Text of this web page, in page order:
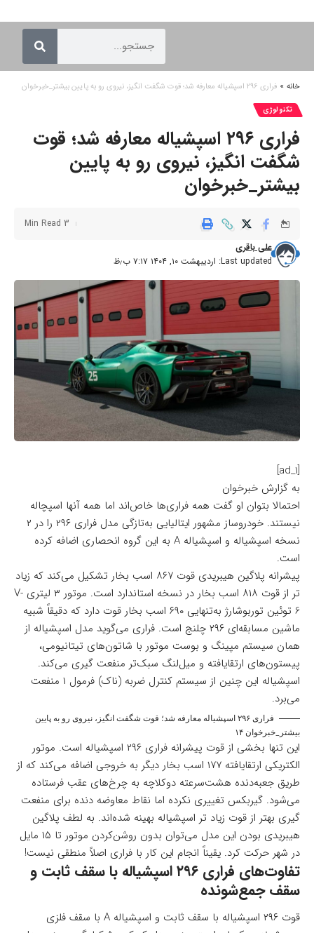
خانه » فراری ۲۹۶ اسپشیاله معارفه شد؛ قوت شگفت انگیز، نیروی رو به پایین بیشتر_خبرخوان
تکنولوژی
فراری ۲۹۶ اسپشیاله معارفه شد؛ قوت
شگفت انگیز، نیروی رو به پایین
بیشتر_خبرخوان
Last updated: اردیبهشت ۱۰, ۱۴۰۴ ۷:۱۷ ب٫ظ
علی باقری
3 Min Read
[ad_1]
به گزارش خبرخوان
احتمالا بتوان او گفت همه فراری‌ها خاص‌اند اما همه آنها اسپچاله
نیستند. خودروساز مشهور ایتالیایی به‌تازگی مدل فراری ۲۹۶ را در ۲
نسخه اسپشیاله و اسپشیاله A به این گروه انحصاری اضافه کرده
است.
پیشرانه پلاگین هیبریدی قوت ۸۶۷ اسب بخار تشکیل می‌کند که زیاد
تر از قوت ۸۱۸ اسب بخار در نسخه استاندارد است. موتور ۳ لیتری V-
6 توئین توربوشارژ به‌تنهایی ۶۹۰ اسب بخار قوت دارد که دقیقاً شبیه
ماشین مسابقه‌ای ۲۹۶ چلنج است. فراری می‌گوید مدل اسپشیاله از
همان سیستم مپینگ و بوست موتور با شاتون‌های تیتانیومی،
پیستون‌های ارتقایافته و میل‌لنگ سبک‌تر منفعت گیری می‌کند.
اسپشیاله این چنین از سیستم کنترل ضربه (ناک) فرمول ۱ منفعت
می‌برد.
فراری ۲۹۶ اسپشیاله معارفه شد؛ قوت شگفت انگیز، نیروی رو به پایین
بیشتر_خبرخوان ۱۴
این تنها بخشی از قوت پیشرانه فراری ۲۹۶ اسپشیاله است. موتور
الکتریکی ارتقایافته ۱۷۷ اسب بخار دیگر به خروجی اضافه می‌کند که از
طریق جعبه‌دنده هشت‌سرعته دوکلاچه به چرخ‌های عقب فرستاده
می‌شود. گیربکس تغییری نکرده اما نقاط معاوضه دنده برای منفعت
گیری بهتر از قوت زیاد تر اسپشیاله بهینه شده‌اند. به لطف پلاگین
هیبریدی بودن این مدل می‌توان بدون روشن‌کردن موتور تا ۱۵ مایل
در شهر حرکت کرد. یقیناً انجام این کار با فراری اصلاً منطقی نیست!
تفاوت‌های فراری ۲۹۶ اسپشیاله با سقف ثابت و
سقف جمع‌شونده
قوت ۲۹۶ اسپشیاله با سقف ثابت و اسپشیاله A با سقف فلزی